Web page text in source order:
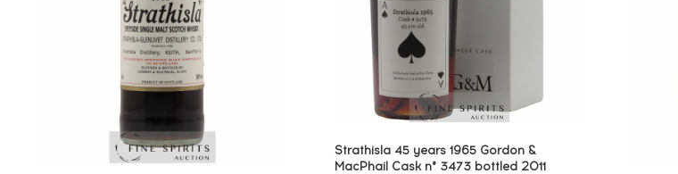
Strathisla 45 years 1965 Gordon &
MacPhail Cask n° 3473 bottled 2011